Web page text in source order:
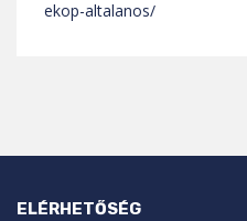
ekop-altalanos/
ELÉRHETŐSÉG